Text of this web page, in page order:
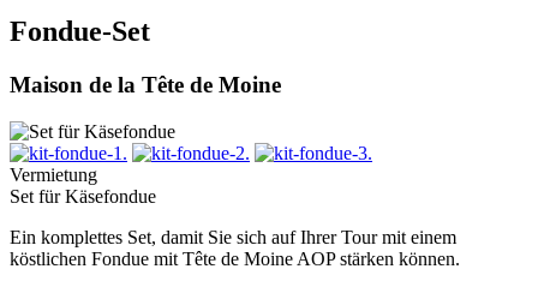
Fondue-Set
Maison de la Tête de Moine
Vermietung
Set für Käsefondue
Ein komplettes Set, damit Sie sich auf Ihrer Tour mit einem
köstlichen Fondue mit Tête de Moine AOP stärken können.